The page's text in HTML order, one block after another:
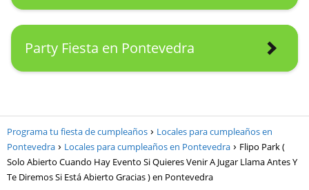
Party Fiesta en Pontevedra
Programa tu fiesta de cumpleaños
Locales para cumpleaños en
Pontevedra
Locales para cumpleaños en Pontevedra
Flipo Park (
Solo Abierto Cuando Hay Evento Si Quieres Venir A Jugar Llama Antes Y
Te Diremos Si Está Abierto Gracias ) en Pontevedra